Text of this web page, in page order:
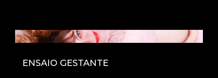
ENSAIO GESTANTE